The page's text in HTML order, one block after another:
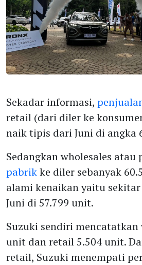
Sekadar informasi,
retail (dari diler ke
naik tipis dari Juni di angka
Sedangkan wholesales atau
pabrikke diler sebanyak
alami kenaikan yaitu
Juni di 57.799 unit.
Suzuki sendiri mencatatkan
unit dan retail 5.504 unit.
retail, Suzuki menempati